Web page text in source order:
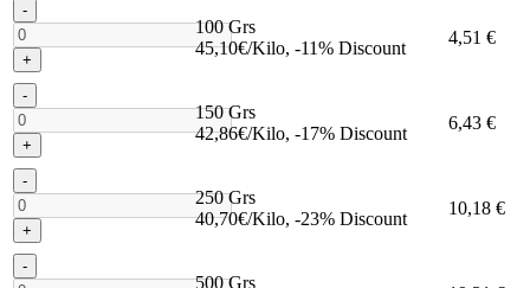
-
+
100 Grs
45,10€/Kilo, -11% Discount
4,51 €
-
+
150 Grs
42,86€/Kilo, -17% Discount
6,43 €
-
+
250 Grs
40,70€/Kilo, -23% Discount
10,18 €
-
500 Grs